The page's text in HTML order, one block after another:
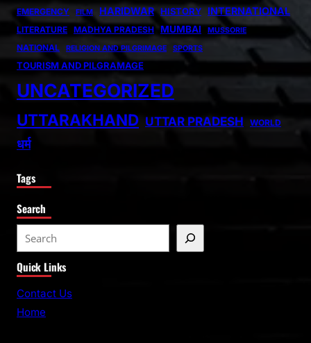
EMERGENCY FILM HARIDWAR HISTORY INTERNATIONAL
LITERATURE MADHYA PRADESH MUMBAI MUSSORIE
NATIONAL RELIGION AND PILGRIMAGE SPORTS
TOURISM AND PILGRAMAGE
UNCATEGORIZED
UTTARAKHAND UTTAR PRADESH WORLD
धर्म
Tags
Search
e
a
r
Quick Links
Contact Us
Home